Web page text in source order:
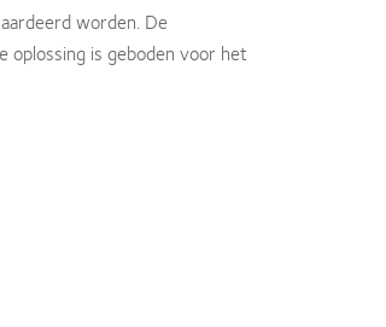
worden. De
is geboden voor het